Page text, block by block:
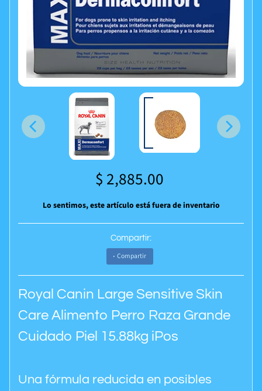
$ 2,885.00
Lo sentimos, este artículo está fuera de inventario
Compartir:
Compartir
Royal Canin Large Sensitive Skin
Care Alimento Perro Raza Grande
Cuidado Piel 15.88kg iPos
Una fórmula reducida en posibles